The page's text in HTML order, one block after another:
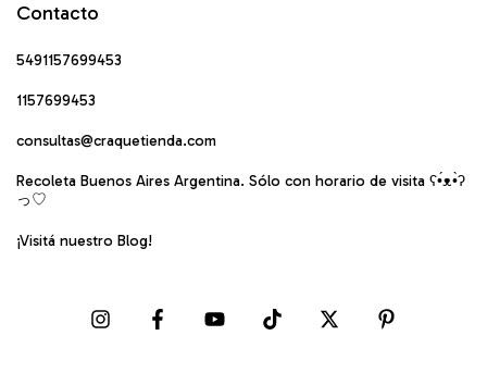
Contacto
5491157699453
1157699453
consultas@craquetienda.com
Recoleta Buenos Aires Argentina. Sólo con horario de visita ʕ•́ᴥ•̀ʔ
っ♡
¡Visitá nuestro Blog!